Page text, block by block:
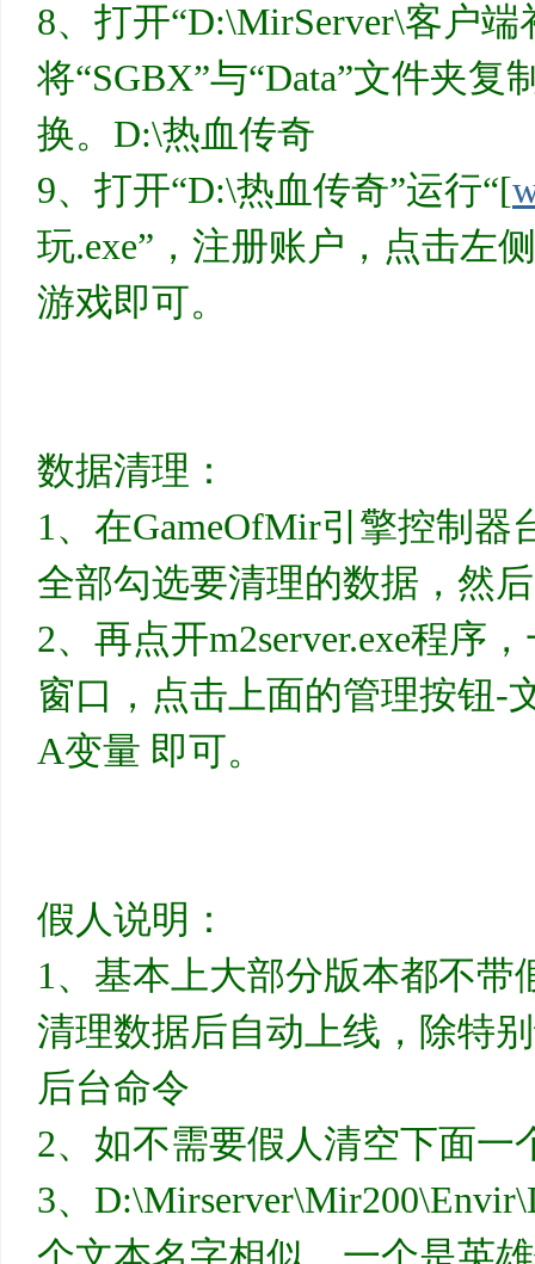
8、打开“D:\MirServer\客户端
将“SGBX”与“Data”文件夹
换。D:\热血传奇
9、打开“D:\热血传奇”运行“[
玩.exe”，注册账户，点击左
游戏即可。
数据清理：
1、在GameOfMir引擎控制
全部勾选要清理的数据，然
2、再点开m2server.exe程序
窗口，点击上面的管理按钮-
A变量 即可。
假人说明：
1、基本上大部分版本都不
清理数据后自动上线，除特
后台命令
2、如不需要假人清空下面一
3、